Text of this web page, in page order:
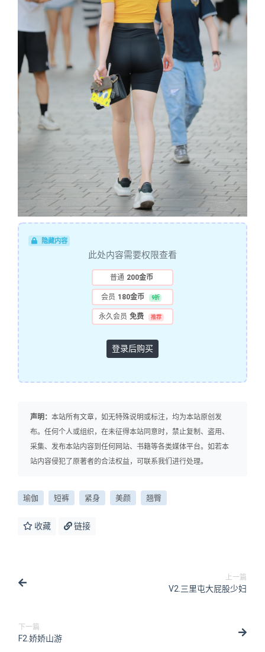
隐藏内容
此处内容需要权限查看
普通 200金币
会员 180金币 9折
永久会员 免费 推荐
登录后购买
声明： 本站所有文章，如无特殊说明或标注，均为本站原创发
布。任何个人或组织，在未征得本站同意时，禁止复制、盗用、
采集、发布本站内容到任何网站、书籍等各类媒体平台。如若本
站内容侵犯了原著者的合法权益，可联系我们进行处理。
瑜伽 短裤 紧身 美颜 翘臀
收藏 链接
上一篇
V2.三里屯大屁股少妇
下一篇
F2.娇娇山游